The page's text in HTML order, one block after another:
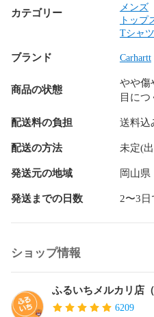
※他の発送方法や別会社での発
-----------------------------
【取扱店舗】
古本市場平井店
〒703-8282
086-276-3332
営業時間：10：00～22：00
-----------------------------
【注意事項】
・出来る限り状態の記載はい
に表記が出来ない場合がござ
・『新品』『デッドストック
きましても未使用品ですが、
カテゴリー
メンズ
トップ
Tシャツ
ブランド Carhartt
商品の状態
やや傷
目につ
配送料の負担 送料込
配送の方法 未定(
発送元の地域 岡山県
発送までの日数 2〜3日
ショップ情報
ふるいちメルカリ店（
6209